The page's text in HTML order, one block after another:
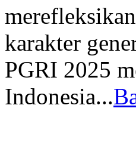
karakter
PGRI 2025
Indonesia...